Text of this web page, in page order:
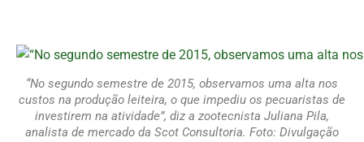
“No segundo semestre de 2015, observamos uma alta nos
custos na produção leiteira, o que impediu os pecuaristas de
investirem na atividade”, diz a zootecnista Juliana Pila,
analista de mercado da Scot Consultoria. Foto: Divulgação